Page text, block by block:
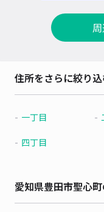
住所をさらに絞り
一丁目
四丁目
愛知県豊田市聖心